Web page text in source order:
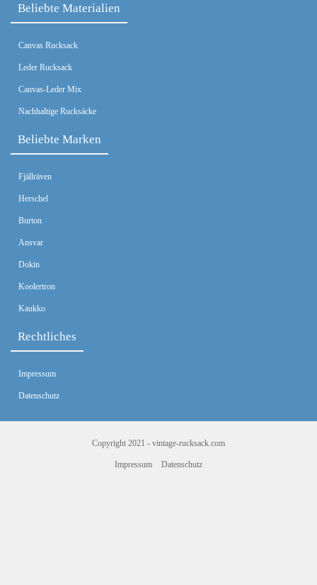
Beliebte Materialien
Canvas Rucksack
Leder Rucksack
Canvas-Leder Mix
Nachhaltige Rucksäcke
Beliebte Marken
Fjällräven
Herschel
Burton
Ansvar
Dokin
Koolertron
Kaukko
Rechtliches
Impressum
Datenschutz
Copyright 2021 - vintage-rucksack.com
Impressum Datenschutz